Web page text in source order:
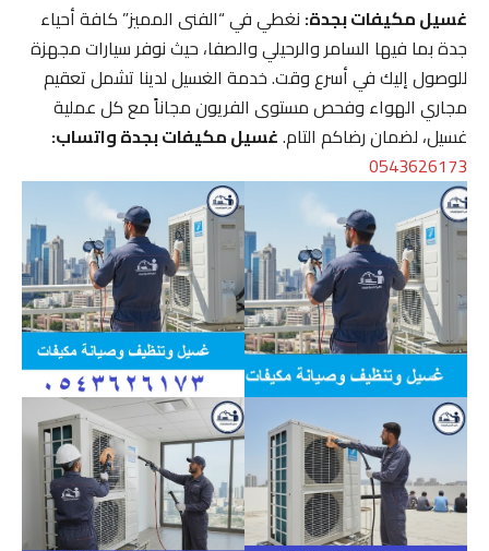
غسيل مكيفات بجدة:نغطي في “الفنى المميز” كافة أحياء
جدة بما فيها السامر والرحيلي والصفا، حيث نوفر سيارات مجهزة
للوصول إليك في أسرع وقت. خدمة الغسيل لدينا تشمل تعقيم
مجاري الهواء وفحص مستوى الفريون مجاناً مع كل عملية
غسيل، لضمان رضاكم التام.غسيل مكيفات بجدة واتساب:
0543626173